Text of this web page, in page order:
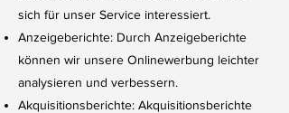
sich für unser Service interessiert.
Anzeigeberichte: Durch Anzeigeberichte
können wir unsere Onlinewerbung leichter
analysieren und verbessern.
Akquisitionsberichte: Akquisitionsberichte